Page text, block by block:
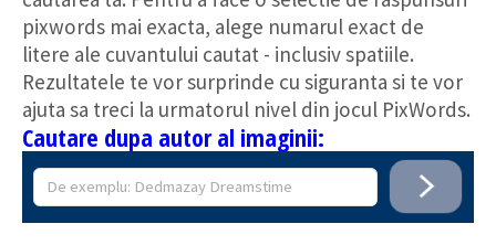
pixwords mai exacta, alege numarul exact de
litere ale cuvantului cautat - inclusiv spatiile.
Rezultatele te vor surprinde cu siguranta si te vor
ajuta sa treci la urmatorul nivel din jocul PixWords.
Cautare dupa autor al imaginii: